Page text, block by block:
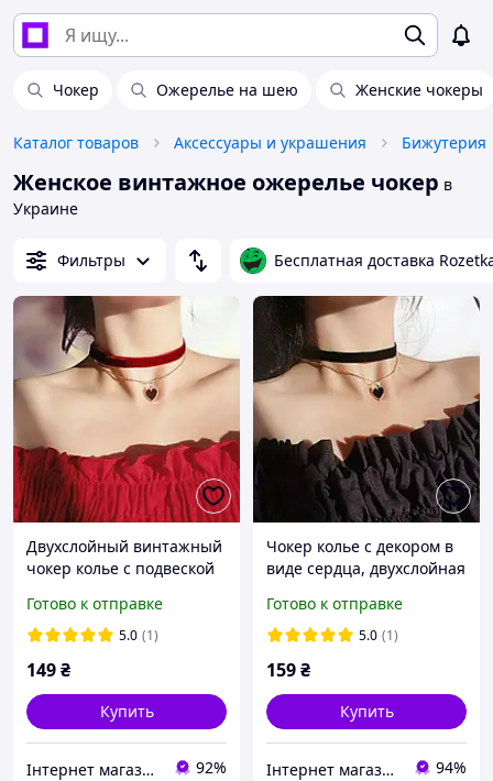
Чокер Ожерелье на шею Женские чокеры
Каталог товаров Аксессуары и украшения Бижутерия
Женское винтажное ожерелье чокер в
Украине
Фильтры Бесплатная доставка
Двухслойный винтажный
чокер колье с подвеской
ожерелье на ключицы
женский аксессуар
Готово к отправке
5.0 (1)
149₴
Купить
Інтернет магазин S-Pool 92%
Чокер колье с декором в
виде сердца, двухслойная
винтажное классическое
ожерелье
Готово к отправке
5.0 (1)
159₴
Купить
Інтернет магазин KupiPartu 94%